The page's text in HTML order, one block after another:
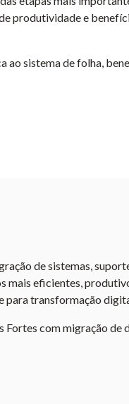
produtividade e
ao sistema de folha,
de sistemas,
mais eficientes,
para transformação
Fortes com migração de